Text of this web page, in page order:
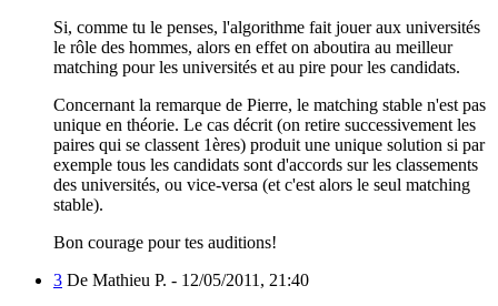
Si, comme tu le penses, l'algorithme fait jouer aux universités
le rôle des hommes, alors en effet on aboutira au meilleur
matching pour les universités et au pire pour les candidats.
Concernant la remarque de Pierre, le matching stable n'est pas
unique en théorie. Le cas décrit (on retire successivement les
paires qui se classent 1ères) produit une unique solution si par
exemple tous les candidats sont d'accords sur les classements
des universités, ou vice-versa (et c'est alors le seul matching
stable).
Bon courage pour tes auditions!
3 De Mathieu P. - 12/05/2011, 21:40